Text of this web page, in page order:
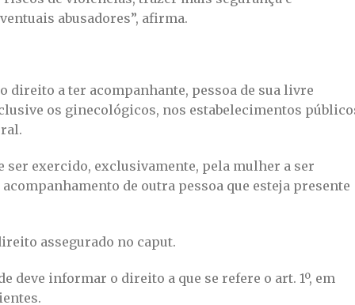
abusadores”, afirma.
direito a ter acompanhante, pessoa de sua livre
os ginecológicos, nos estabelecimentos
ser exercido, exclusivamente, pela mulher a ser
de outra pessoa que esteja presente
assegurado no caput.
deve informar o direito a que se refere o art. 1º, em